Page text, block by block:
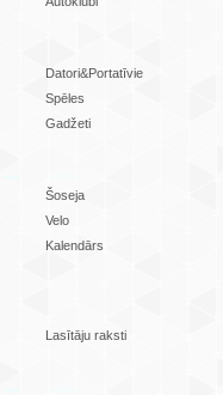
Datori&Portatīvie
Spēles
Gadžeti
Šoseja
Velo
Kalendārs
Lasītāju raksti